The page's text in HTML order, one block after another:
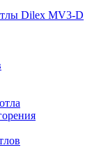
Dilex MV3-D